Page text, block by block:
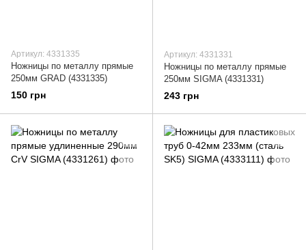
Артикул: 4331335
Ножницы по металлу прямые
250мм GRAD (4331335)
150 грн
Артикул: 4331331
Ножницы по металлу прямые
250мм SIGMA (4331331)
243 грн